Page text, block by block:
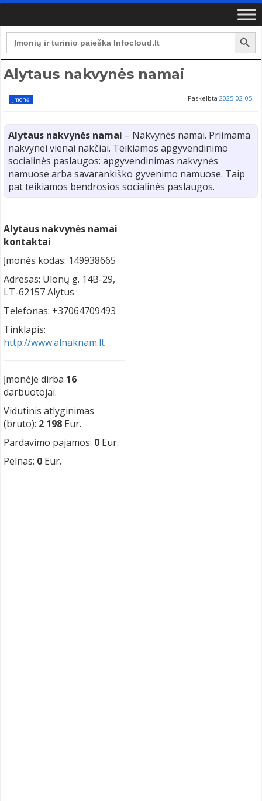
Search
for:
Search Button
Alytaus nakvynės namai
Įmonė Paskelbta 2025-02-05
Alytaus nakvynės namai – Nakvynės namai. Priimama
nakvynei vienai nakčiai. Teikiamos apgyvendinimo
socialinės paslaugos: apgyvendinimas nakvynės
namuose arba savarankiško gyvenimo namuose. Taip
pat teikiamos bendrosios socialinės paslaugos.
Alytaus nakvynės namai
kontaktai
Įmonės kodas: 149938665
Adresas: Ulonų g. 14B-29,
LT-62157 Alytus
Telefonas: +37064709493
Tinklapis:
http://www.alnaknam.lt
Įmonėje dirba 16
darbuotojai.
Vidutinis atlyginimas
(bruto): 2 198 Eur.
Pardavimo pajamos: 0 Eur.
Pelnas: 0 Eur.